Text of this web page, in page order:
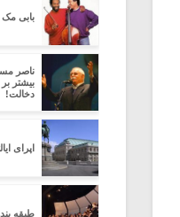
بابی مک
ناصر
بیشتر
دخالت!
اپرای
طبقه